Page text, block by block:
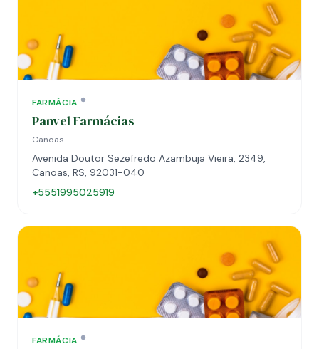
FARMÁCIA
Panvel Farmácias
Canoas
Avenida Doutor Sezefredo Azambuja Vieira, 2349,
Canoas, RS, 92031-040
+5551995025919
FARMÁCIA